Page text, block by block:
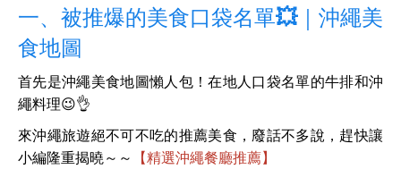
一、被推爆的美食口袋名單💥｜沖繩美
食地圖
首先是沖繩美食地圖懶人包！在地人口袋名單的牛排和沖
繩料理😉👌
來沖繩旅遊絕不可不吃的推薦美食，廢話不多說 ， 趕快讓
小編隆重揭曉～～ 【精選沖繩餐廳推薦】